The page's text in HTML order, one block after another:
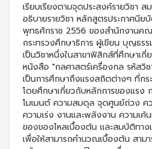
เรียบเรียงตามจุดประสงค์รายวิชา ส
อธิบายรายวิชา หลักสูตรประกาศนีย
พุทธศักราช 2556 ของสำนักงานคณ
กระทรวงศึกษาธิการ ผู้เขียน บุญธร
เป็นวิชาหนึ่งในสาขาฟิสิกส์ที่ศึกษาเกี่
หนังสือ "กลศาสตร์เครื่องกล รหัสวิ
เป็นการศึกษาถึงแรงสถิตต่างๆ ที่ก
โดยศึกษาเกี่ยวกับหลักการของแรง
โมเมนต์ ความสมดุล จุดศูนย์ถ่วง คว
ความเร่ง งานและพลังงาน ความเค้
ของของไหลเบื้องต้น และสมบัติทาง
เพื่อให้สามารถคำนวณเบื้องต้น สาม